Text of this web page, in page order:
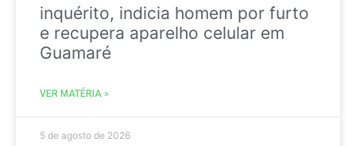
inquérito, indicia homem por furto
e recupera aparelho celular em
Guamaré
VER MATÉRIA »
5 de agosto de 2026